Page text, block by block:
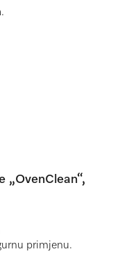
„OvenClean“,
primjenu.